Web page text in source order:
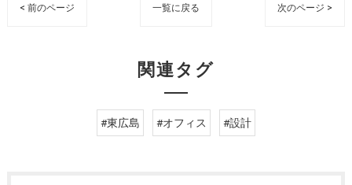
< 前のページ 一覧に戻る 次のページ >
関連タグ
#東広島 #オフィス #設計